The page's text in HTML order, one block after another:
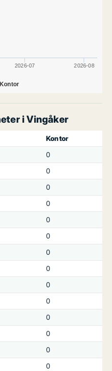
Kontor
2026-07 2026-08
i Vingåker
Kontor
0
0
0
0
0
0
0
0
0
0
0
0
0
0